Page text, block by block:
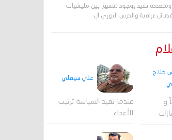
ومتعددة تفيد بوجود تنسيق بين مليشيات
عراقية والحرس الثوري ال
صلاح
و
علي سيقلي
عندما تعيد السياسة ترتيب
الأعداء